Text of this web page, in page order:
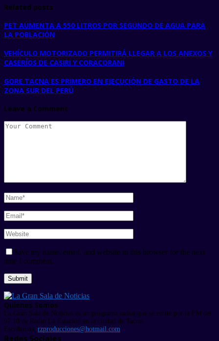
Related posts
PET AUMENTA A 550 LITROS POR SEGUNDO DE AGUA PARA
LA POBLACIÓN
VEHÍCULO MOTORIZADO PERMITIRÁ LLEGAR A LOS ANEXOS Y
CASERÍOS DE CASIRI Y CORACORANI
GORE TACNA ES PRIMERO EN EJECUCIÓN DE GASTO DE LA
ZONA SUR DEL PERÚ
Leave a Comment
Save my name, email, and website in this browser for the next
time I comment.
Quienes Somos
La Gran Sala de Noticias es un programa radial que se emite por la FM del
97.10 de Radio La Estación en la ciudad de Tacna.
Escríbanos: rzproducciones@hotmail.com
Redes Sociales